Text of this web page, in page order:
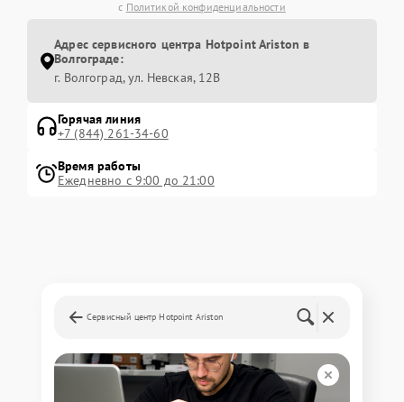
с Политикой конфиденциальности
Адрес сервисного центра Hotpoint Ariston в
Волгограде:
г. Волгоград, ул. Невская, 12В
Горячая линия
+7 (844) 261-34-60
Время работы
Ежедневно с 9:00 до 21:00
Сервисный центр Hotpoint Ariston